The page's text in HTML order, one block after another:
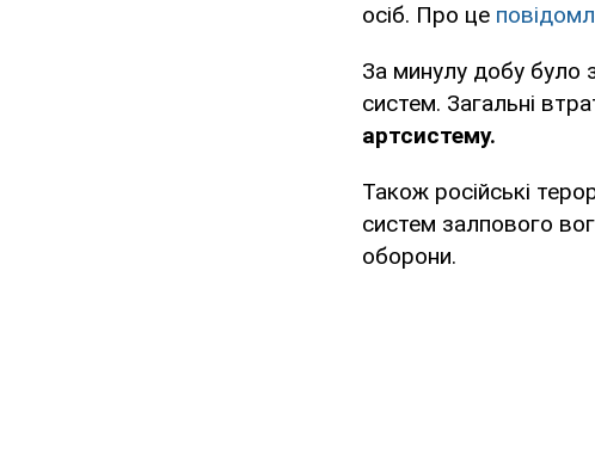
осіб. Про це
За минулу добу було
систем. Загальні
артсистему.
Також російські
систем залпового
оборони.